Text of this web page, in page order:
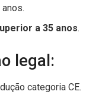
a 35 anos.
legal:
categoria CE.